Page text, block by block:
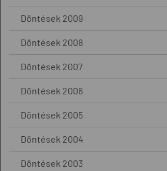
Döntések 2009
Döntések 2008
Döntések 2007
Döntések 2006
Döntések 2005
Döntések 2004
Döntések 2003